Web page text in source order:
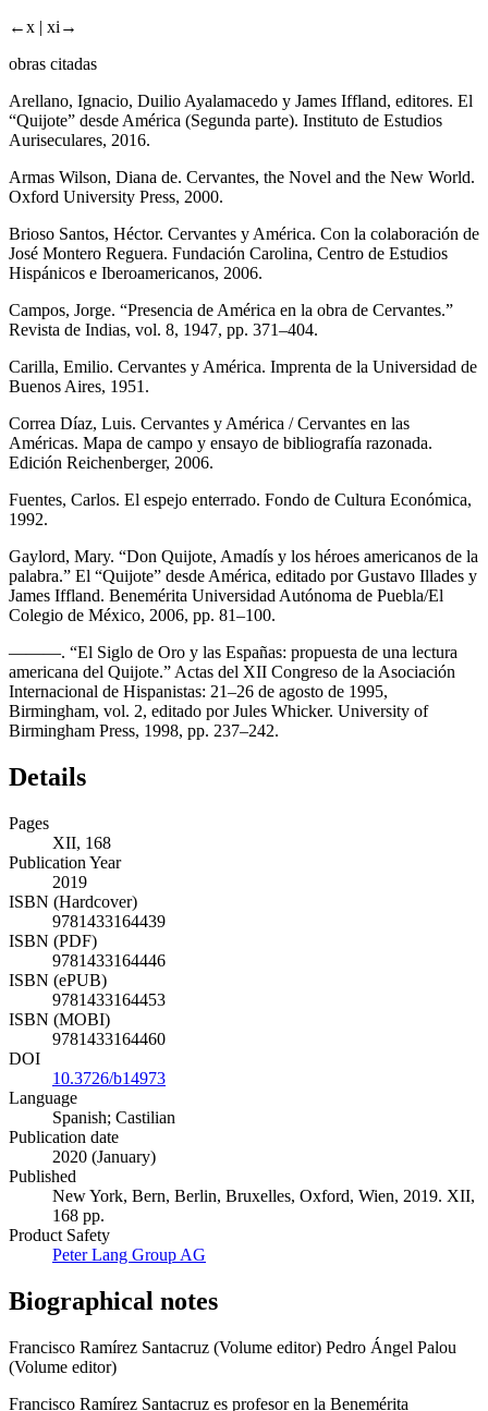
←x | xi→
obras citadas
Arellano, Ignacio, Duilio Ayalamacedo y James Iffland, editores. El
“Quijote” desde América (Segunda parte). Instituto de Estudios
Auriseculares, 2016.
Armas Wilson, Diana de. Cervantes, the Novel and the New World.
Oxford University Press, 2000.
Brioso Santos, Héctor. Cervantes y América. Con la colaboración de
José Montero Reguera. Fundación Carolina, Centro de Estudios
Hispánicos e Iberoamericanos, 2006.
Campos, Jorge. “Presencia de América en la obra de Cervantes.”
Revista de Indias, vol. 8, 1947, pp. 371–404.
Carilla, Emilio. Cervantes y América. Imprenta de la Universidad de
Buenos Aires, 1951.
Correa Díaz, Luis. Cervantes y América / Cervantes en las
Américas. Mapa de campo y ensayo de bibliografía razonada.
Edición Reichenberger, 2006.
Fuentes, Carlos. El espejo enterrado. Fondo de Cultura Económica,
1992.
Gaylord, Mary. “Don Quijote, Amadís y los héroes americanos de la
palabra.” El “Quijote” desde América, editado por Gustavo Illades y
James Iffland. Benemérita Universidad Autónoma de Puebla/El
Colegio de México, 2006, pp. 81–100.
———. “El Siglo de Oro y las Españas: propuesta de una lectura
americana del Quijote.” Actas del XII Congreso de la Asociación
Internacional de Hispanistas: 21–26 de agosto de 1995,
Birmingham, vol. 2, editado por Jules Whicker. University of
Birmingham Press, 1998, pp. 237–242.
Details
Pages
XII, 168
Publication Year
2019
ISBN (Hardcover)
9781433164439
ISBN (PDF)
9781433164446
ISBN (ePUB)
9781433164453
ISBN (MOBI)
9781433164460
DOI
10.3726/b14973
Language
Spanish; Castilian
Publication date
2020 (January)
Published
New York, Bern, Berlin, Bruxelles, Oxford, Wien, 2019. XII,
168 pp.
Product Safety
Peter Lang Group AG
Biographical notes
Francisco Ramírez Santacruz (Volume editor) Pedro Ángel Palou
(Volume editor)
Francisco Ramírez Santacruz es profesor en la Benemérita